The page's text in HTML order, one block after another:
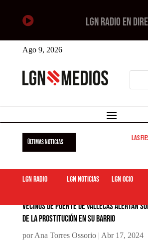
 LGN RADIO EN
Ago 9, 2026
ÚLTIMAS NOTICIAS Las
LGN Radio LGN Noticias LGN ocio
Vecinos de Puente de Vallecas alertan
de la prostitución en su barrio
porAna Torres Ossorio| Abr 17, 2024